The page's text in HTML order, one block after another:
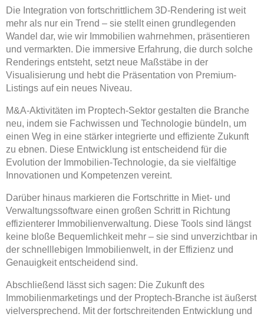
Die Integration von fortschrittlichem 3D-Rendering ist weit
mehr als nur ein Trend – sie stellt einen grundlegenden
Wandel dar, wie wir Immobilien wahrnehmen, präsentieren
und vermarkten. Die immersive Erfahrung, die durch solche
Renderings entsteht, setzt neue Maßstäbe in der
Visualisierung und hebt die Präsentation von Premium-
Listings auf ein neues Niveau.
M&A-Aktivitäten im Proptech-Sektor gestalten die Branche
neu, indem sie Fachwissen und Technologie bündeln, um
einen Weg in eine stärker integrierte und effiziente Zukunft
zu ebnen. Diese Entwicklung ist entscheidend für die
Evolution der Immobilien-Technologie, da sie vielfältige
Innovationen und Kompetenzen vereint.
Darüber hinaus markieren die Fortschritte in Miet- und
Verwaltungssoftware einen großen Schritt in Richtung
effizienterer Immobilienverwaltung. Diese Tools sind längst
keine bloße Bequemlichkeit mehr – sie sind unverzichtbar in
der schnelllebigen Immobilienwelt, in der Effizienz und
Genauigkeit entscheidend sind.
Abschließend lässt sich sagen: Die Zukunft des
Immobilienmarketings und der Proptech-Branche ist äußerst
vielversprechend. Mit der fortschreitenden Entwicklung und